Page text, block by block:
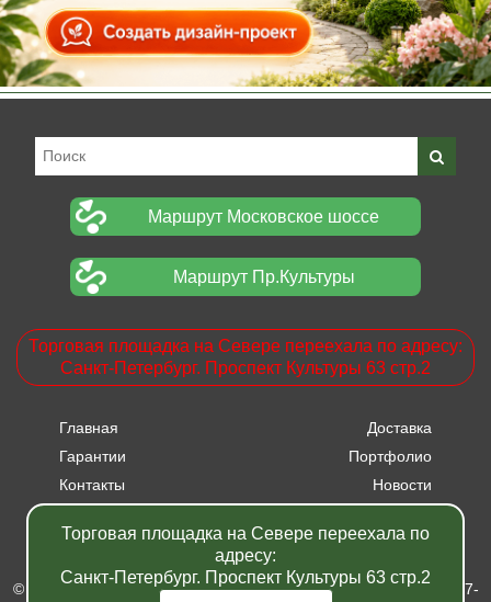
Маршрут Московское шоссе
Маршрут Пр.Культуры
Торговая площадка на Севере переехала по адресу:
Санкт-Петербург. Проспект Культуры 63 стр.2
Главная
Доставка
Гарантии
Портфолио
Контакты
Новости
Акции
© Питомник растений "Фавн" - Санкт-Петербург - Москва 2007-
Торговая площадка на Севере переехала по
адресу:
Санкт-Петербург. Проспект Культуры 63 стр.2